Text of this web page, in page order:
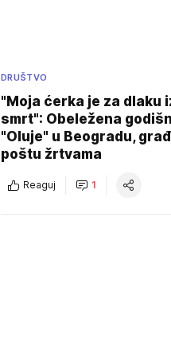
DRUŠTVO
"Moja ćerka je za dlaku
smrt": Obeležena
"Oluje" u Beogradu,
poštu žrtvama
Reaguj 1